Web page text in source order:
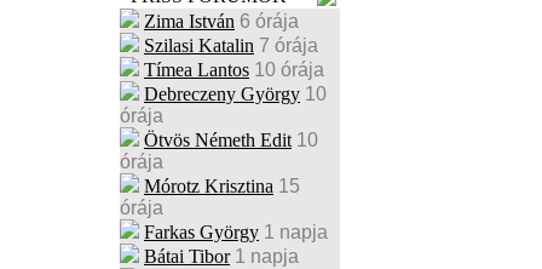
Zima István 6 órája
Szilasi Katalin 7 órája
Tímea Lantos 10 órája
Debreczeny György 10
órája
Ötvös Németh Edit 10
órája
Mórotz Krisztina 15
órája
Farkas György 1 napja
Bátai Tibor 1 napja